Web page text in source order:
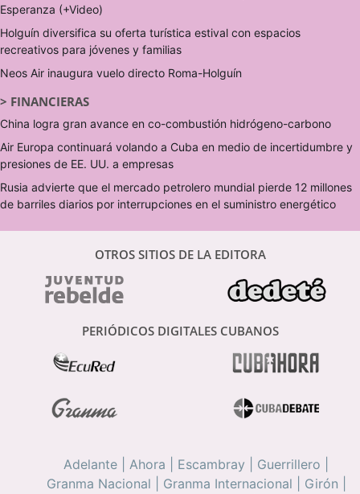
Esperanza (+Video)
Holguín diversifica su oferta turística estival con espacios
recreativos para jóvenes y familias
Neos Air inaugura vuelo directo Roma-Holguín
> FINANCIERAS
China logra gran avance en co-combustión hidrógeno-carbono
Air Europa continuará volando a Cuba en medio de incertidumbre y
presiones de EE. UU. a empresas
Rusia advierte que el mercado petrolero mundial pierde 12 millones
de barriles diarios por interrupciones en el suministro energético
OTROS SITIOS DE LA EDITORA
PERIÓDICOS DIGITALES CUBANOS
Adelante Ahora Escambray Guerrillero
Granma Nacional
Granma Internacional Girón